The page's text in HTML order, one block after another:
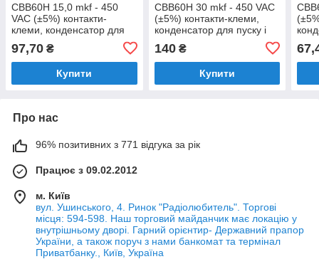
CBB60H 15,0 mkf - 450
VAC (±5%) контакти-
клеми, конденсатор для
пуску і роботи (35*65 mm)
97,70 ₴
Купити
CBB60H 30 mkf - 450 VAC
(±5%) контакти-клеми,
конденсатор для пуску і
роботи JYUL (40*90 mm)
140₴
Купити
Про нас
96% позитивних з 771 відгука за рік
Працює з 09.02.2012
м. Київ
вул. Ушинського, 4. Ринок "Радіолюбитель". Торгові
місця: 594-598. Наш торговий майданчик має локацію у
внутрішньому дворі. Гарний орієнтир- Державний прапор
України, а також поруч з нами банкомат та термінал
Приватбанку., Київ, Україна